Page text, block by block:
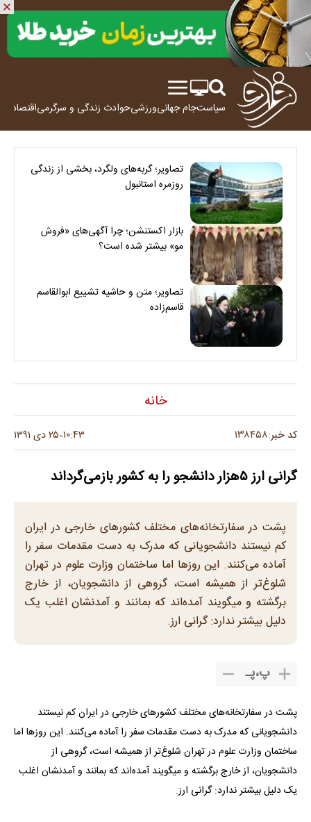
سیاستجام جهانیورزشیحوادث زندگی و سرگرمیاقتصاد
تصاویر؛ گربه‌های ولگرد، بخشی از زندگی
روزمره استانبول
بازار اکستنشن؛ چرا آگهی‌های «فروش
مو» بیشتر شده است؟
تصاویر؛ متن و حاشیه تشییع ابوالقاسم
قاسم‌زاده
خانه
کد خبر:۱۳۸۴۵۸ ۱۰:۴۳-۲۵ دی ۱۳۹۱
گرانی ارز ۵هزار دانشجو را به کشور بازمی‌گرداند
پشت در سفارتخانه‌های مختلف کشورهای خارجی در ایران
کم نیستند دانشجویانی که مدرک به دست مقدمات سفر را
آماده می‌کنند. این روزها اما ساختمان وزارت علوم در تهران
شلوغ‌تر از همیشه است، گروهی از دانشجویان، از خارج
برگشته و می‎گویند آمده‌اند که بمانند و آمدنشان اغلب یک
دلیل بیشتر ندارد: گرانی ارز.
پ،پـ
پشت در سفارتخانه‌های مختلف کشورهای خارجی در ایران کم نیستند
دانشجویانی که مدرک به دست مقدمات سفر را آماده می‌کنند. این روزها اما
ساختمان وزارت علوم در تهران شلوغ‌تر از همیشه است، گروهی از
دانشجویان، از خارج برگشته و می‎گویند آمده‌اند که بمانند و آمدنشان اغلب
یک دلیل بیشتر ندارد: گرانی ارز.